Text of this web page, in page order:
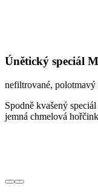
Únětický speciál
nefiltrované, polotmavý
Spodně kvašený
jemná chmelová